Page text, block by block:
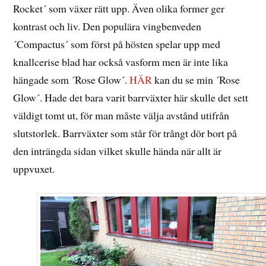
Rocket´ som växer rätt upp. Även olika former ger
kontrast och liv. Den populära vingbenveden
´Compactus´ som först på hösten spelar upp med
knallcerise blad har också vasform men är inte lika
hängade som ´Rose Glow´.HÄRkan du se min ´Rose
Glow´. Hade det bara varit barrväxter här skulle det sett
väldigt tomt ut, för man måste välja avstånd utifrån
slutstorlek. Barrväxter som står för trångt dör bort på
den inträngda sidan vilket skulle hända när allt är
uppvuxet.